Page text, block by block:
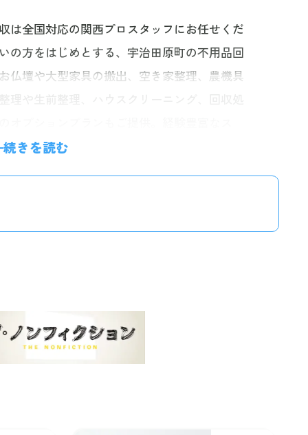
は全国対応の関西プロスタッフにお任せくだ
の方をはじめとする、宇治田原町の不用品回
仏壇や大型家具の搬出、空き家整理、農機具
心してお任せいただけます。お電話一本で
続きを読む